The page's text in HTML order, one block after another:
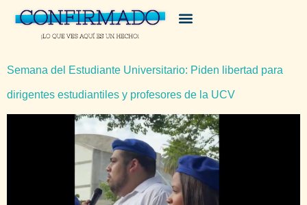
Semana del Estudiante Universitario: Piden libertad para
dirigentes estudiantiles y profesores de la UCV